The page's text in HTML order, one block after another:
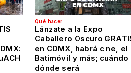
Qué hacer
Lánzate a la Expo
Caballero Oscuro
en CDMX, habrá cine, el
Batimóvil y más; cuándo
dónde será